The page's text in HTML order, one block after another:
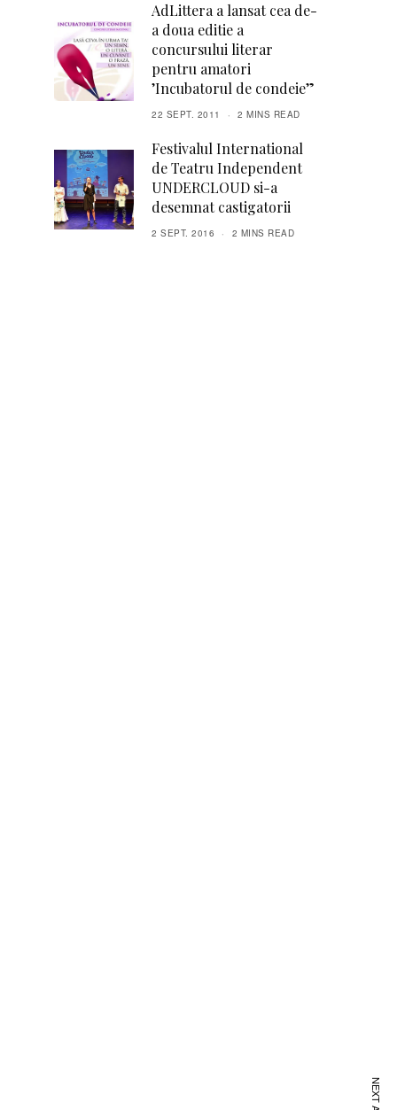
AdLittera a lansat cea de-
a doua editie a
concursului literar
pentru amatori
’Incubatorul de condeie”
22 SEPT. 2011 2 MINS READ
Festivalul International
de Teatru Independent
UNDERCLOUD si-a
desemnat castigatorii
2 SEPT. 2016 2 MINS READ